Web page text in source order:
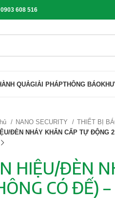
608 516
QUẢGIẢI PHÁPTHÔNG BÁO
NANO SECURITY THIẾT BỊ
ĐÈN NHÁY KHẨN CẤP TỰ ĐỘNG
HIỆU/ĐÈN
CÓ ĐẾ)